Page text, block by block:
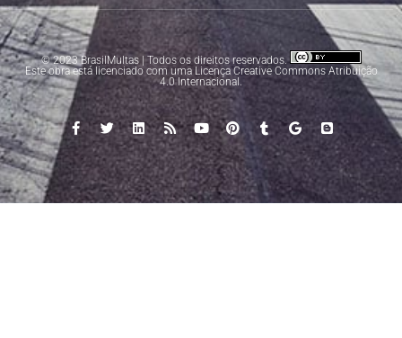
© 2023 BrasilMultas | Todos os direitos reservados.
Este obra está licenciado com uma LicençaCreative Commons Atribuição
4.0 Internacional .